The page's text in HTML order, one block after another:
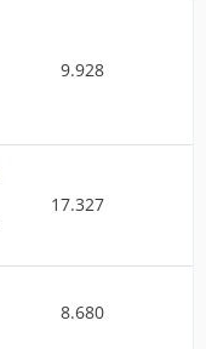
9.928
17.327
8.680